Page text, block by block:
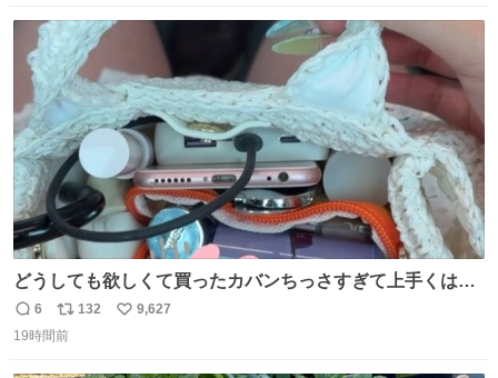
ト
数
どうしても欲しくて買ったカバンちっさすぎて上手くはめ
ないと荷物入らん。女のカバンってなんでこんなちっさい
の
返
信
6
リ
ポ
132
い
9,627
19時間前